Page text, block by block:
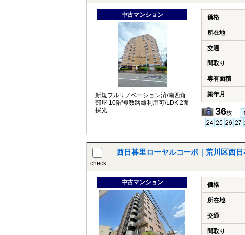
中古マンション
新規フルリノベーション済/南西角
部屋 10階/複数路線利用可/LDK 2面
採光
価格
所在地
交通
間取り
専有面積
築年月
36枚
check
西日暮里ローヤルコーポ｜荒川区西
中古マンション 価格
所在地
交通
間取り